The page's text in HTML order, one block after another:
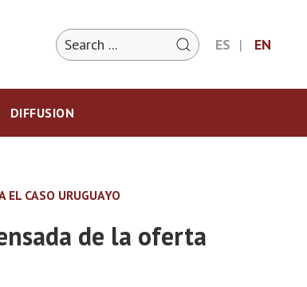
ES EN
DIFFUSION
EL CASO URUGUAYO
de la oferta